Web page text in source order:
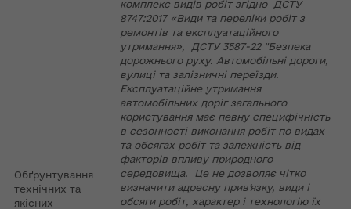
Обґрунтування
технічних та
якісних
комплекс видів робіт згідно ДСТУ
8747:2017 «Види та переліки робіт з
ремонтів та експлуатаційного
утримання», ДСТУ 3587-22 "Безпека
дорожнього руху. Автомобільні дороги,
вулиці та залізничні переїзди.
Експлуатаційне утримання
автомобільних доріг загального
користування має певну специфічність
в сезонності виконання робіт по видах
та обсягах робіт та залежність від
факторів впливу природного
середовища. Це не дозволяє чітко
визначити адресну прив’язку, види і
обсяги робіт, характер і технологію їх